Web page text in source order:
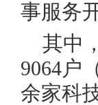
事服务
其中
9064户
余家科